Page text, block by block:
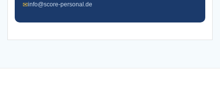
✉info@score-personal.de